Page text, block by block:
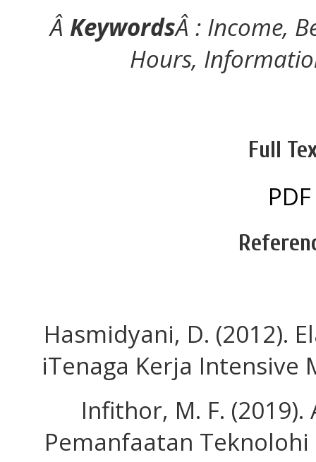
Â KeywordsÂ : Income, B
Hours,
Full
PDF
Hasmidyani, D. (2012).
iTenaga Kerja Intensive
Infithor, M. F.
Pemanfaatan